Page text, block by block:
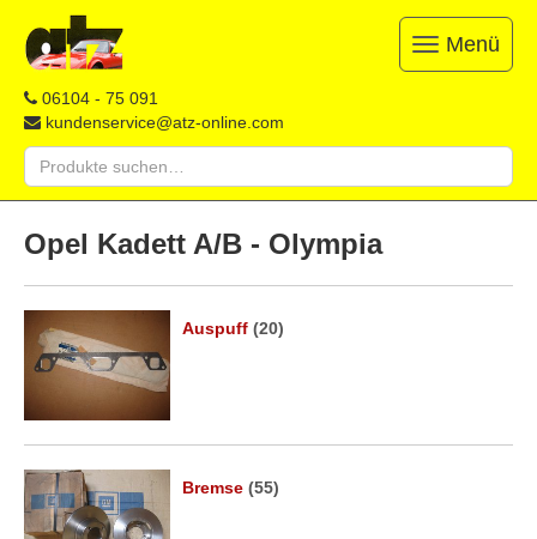
ATZ
Opel-
Ersatzteile
Restauration,
Reparatur
&
Ersatzteile
&
06104 - 75 091
kundenservice@atz-online.com
Suche
nach:
Toggle
navigation
Menü
to
content
Opel Kadett A/B - Olympia
Auspuff(20)
Bremse(55)